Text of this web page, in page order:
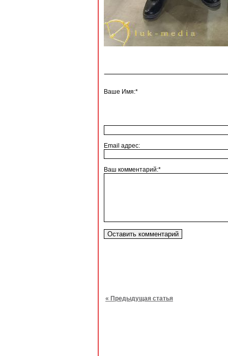
Ваше Имя:*
Email адрес:
Ваш комментарий:*
« Предыдущая статья